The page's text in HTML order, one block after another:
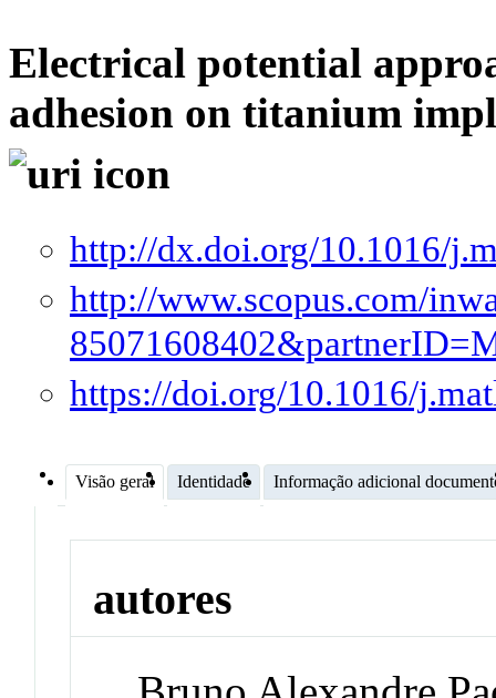
Electrical potential
adhesion on titanium
http://dx.doi.org/10.1016/
http://www.scopus.com/
https://doi.org/10.1016/
Visão geral Identidade Informação adicional
autores